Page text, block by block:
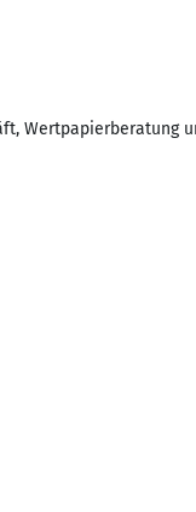
Wertpapierberatung